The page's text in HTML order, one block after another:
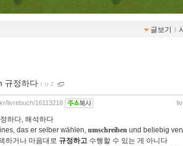
글보기 ｌ
규정하다 ｌ u-z
livrebuch/16113218
하다, 해석하다
das er selber wählen, umschreiben und beliebig
하거나 마음대로 규정하고 수행할 수 있는 게 아니다